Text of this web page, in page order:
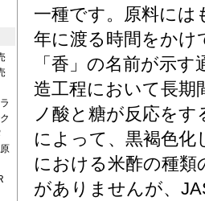
一種です。原料には
年に渡る時間をかけ
「香」の名前が示
造工程において長期
ノ酸と糖が反応を
によって、黒褐色
における米酢の種
がありませんが、